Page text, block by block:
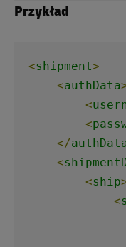
Przykład
<shipment>
<authData
<
<
</
<
<ship
<